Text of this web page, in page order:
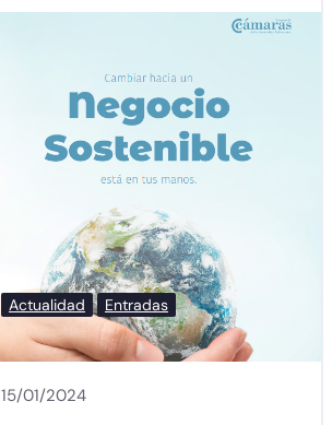
Actualidad Entradas
15/01/2024